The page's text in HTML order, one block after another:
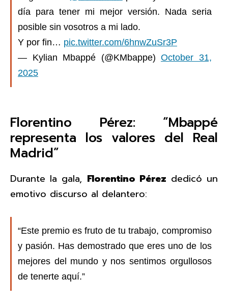
día para tener mi mejor versión. Nada seria
posible sin vosotros a mi lado.
Y por fin… pic.twitter.com/6hnwZuSr3P
— Kylian Mbappé (@KMbappe) October 31,
2025
Florentino Pérez: “Mbappé
representa los valores del Real
Madrid”
Durante la gala, Florentino Pérez dedicó un
emotivo discurso al delantero:
“Este premio es fruto de tu trabajo, compromiso
y pasión. Has demostrado que eres uno de los
mejores del mundo y nos sentimos orgullosos
de tenerte aquí.”